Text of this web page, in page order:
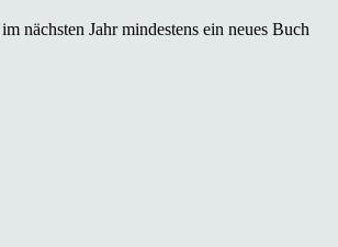
nächsten Jahr mindestens ein neues Buch